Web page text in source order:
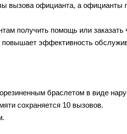
вызова официанта, а официанты
получить помощь или заказать
эффективность
браслетом в виде
сохраняется 10 вызовов.